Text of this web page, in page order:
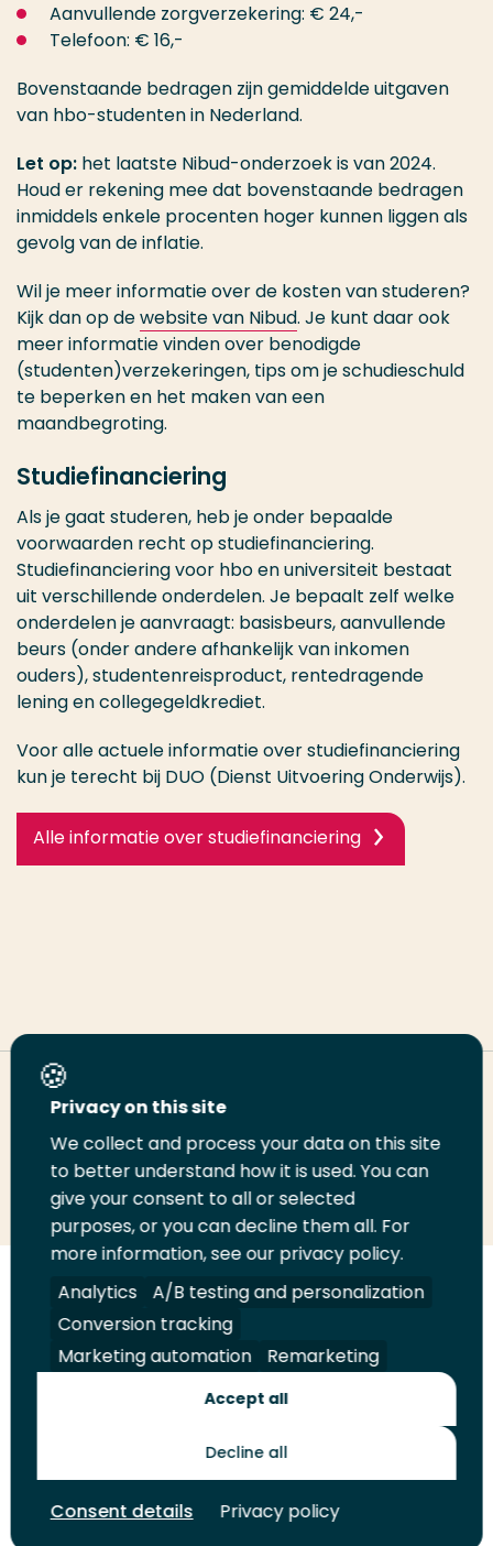
Aanvullende zorgverzekering: € 24,-
Telefoon: € 16,-
Bovenstaande bedragen zijn gemiddelde uitgaven
van hbo-studenten in Nederland.
Let op: het laatste Nibud-onderzoek is van 2024.
Houd er rekening mee dat bovenstaande bedragen
inmiddels enkele procenten hoger kunnen liggen als
gevolg van de inflatie.
Wil je meer informatie over de kosten van studeren?
Kijk dan op dewebsite van Nibud. Je kunt daar ook
meer informatie vinden over benodigde
(studenten)verzekeringen, tips om je schudieschuld
te beperken en het maken van een
maandbegroting.
Studiefinanciering
Als je gaat studeren, heb je onder bepaalde
voorwaarden recht op studiefinanciering.
Studiefinanciering voor hbo en universiteit bestaat
uit verschillende onderdelen. Je bepaalt zelf welke
onderdelen je aanvraagt: basisbeurs, aanvullende
beurs (onder andere afhankelijk van inkomen
ouders), studentenreisproduct, rentedragende
lening en collegegeldkrediet.
Voor alle actuele informatie over studiefinanciering
kun je terecht bij DUO (Dienst Uitvoering Onderwijs).
Alle informatie over studiefinanciering
Deel deze pagina
Deel
LinkedIn
Deel
op
Twitter
Deel
op
Facebook
Email
deze
pagina
Print
deze
pagina
Volg
ons
op
LinkedIn
Volg
ons
op
Facebook
Volg
ons
op
YouTube
Volg
ons
op
Instagram
Juridisch Security A-Z Index
Contact
Toekomstmakers
Privacy on this site
We collect and process your data on this site
to better understand how it is used. You can
give your consent to all or selected
purposes, or you can decline them all. For
more information, see our privacy policy.
Analytics
A/B testing and personalization
Conversion tracking
Marketing automation
Remarketing
Accept all
Decline all
Consent details Privacy policy